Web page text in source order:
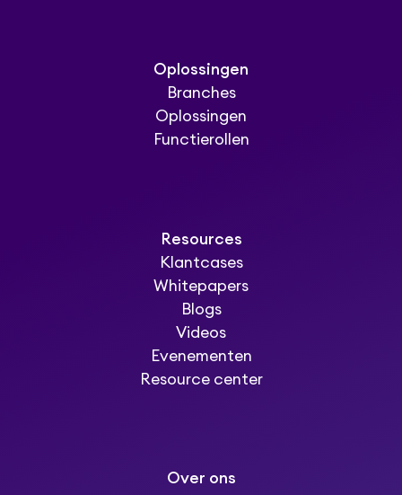
Oplossingen
Branches
Oplossingen
Functierollen
Resources
Klantcases
Whitepapers
Blogs
Videos
Evenementen
Resource center
Over ons